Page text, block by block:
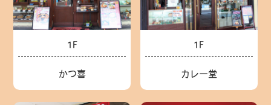
1F
かつ喜
1F
カレー堂